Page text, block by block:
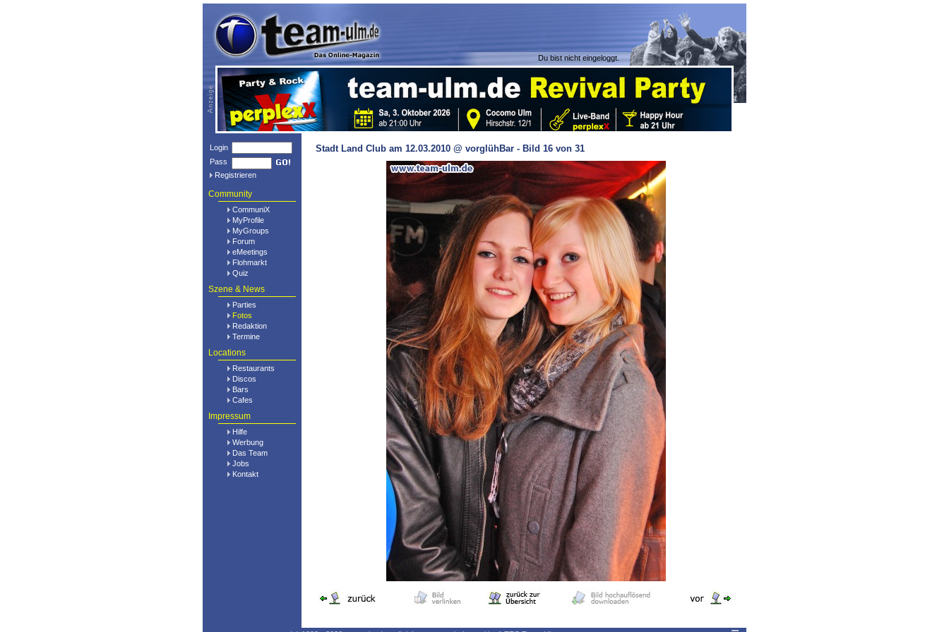
Du bist nicht eingeloggt.
Login
Pass
Registrieren
Community
CommuniX
MyProfile
MyGroups
Forum
eMeetings
Flohmarkt
Quiz
Szene & News
Parties
Fotos
Redaktion
Termine
Locations
Restaurants
Discos
Bars
Cafes
Impressum
Hilfe
Werbung
Das Team
Jobs
Kontakt
Stadt Land Club am 12.03.2010 @ vorglühBar - Bild 16 von 31